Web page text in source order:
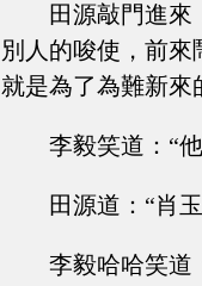
田源敲門進來
別人的唆使，前
就是為了為難新來
李毅笑道：“
田源道：“肖
李毅哈哈笑道